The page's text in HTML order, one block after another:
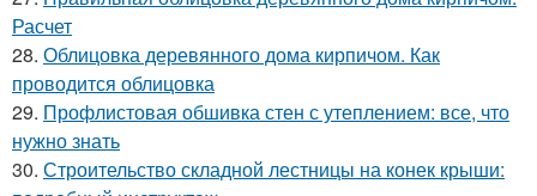
Расчет
28. Облицовка деревянного дома кирпичом. Как
проводится облицовка
29. Профлистовая обшивка стен с утеплением: все, что
нужно знать
30. Строительство складной лестницы на конек крыши: